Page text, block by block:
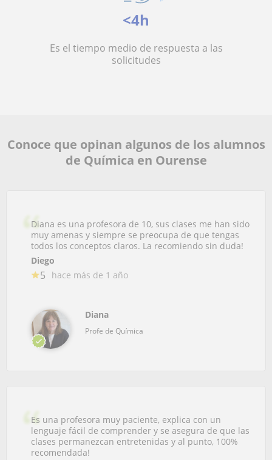
<4h
Es el tiempo medio de respuesta a las
solicitudes
Conoce que opinan algunos de los alumnos
de Química en Ourense
Diana es una profesora de 10, sus clases me han sido
muy amenas y siempre se preocupa de que tengas
todos los conceptos claros. La recomiendo sin duda!
Diego
5 hace más de 1 año
Diana
Profe de Química
Es una profesora muy paciente, explica con un
lenguaje fácil de comprender y se asegura de que las
clases permanezcan entretenidas y al punto, 100%
recomendada!